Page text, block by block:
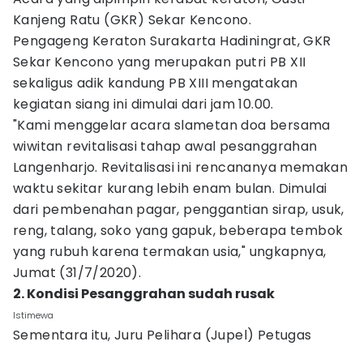
Kanjeng Ratu (GKR) Sekar Kencono.
Pengageng Keraton Surakarta Hadiningrat, GKR
Sekar Kencono yang merupakan putri PB XII
sekaligus adik kandung PB XIII mengatakan
kegiatan siang ini dimulai dari jam 10.00.
"Kami menggelar acara slametan doa bersama
wiwitan revitalisasi tahap awal pesanggrahan
Langenharjo. Revitalisasi ini rencananya memakan
waktu sekitar kurang lebih enam bulan. Dimulai
dari pembenahan pagar, penggantian sirap, usuk,
reng, talang, soko yang gapuk, beberapa tembok
yang rubuh karena termakan usia," ungkapnya,
Jumat (31/7/2020).
2. Kondisi Pesanggrahan sudah rusak
Istimewa
Sementara itu, Juru Pelihara (Jupel) Petugas